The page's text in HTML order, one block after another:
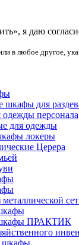
я даю
в любое другое,
шкафы для
персонала
для одежды
локеры
Церера
ПРАКТИК
шкафы